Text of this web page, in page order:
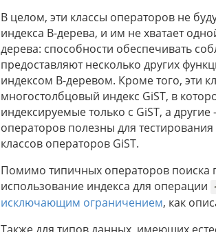
В целом, эти классы операторов не
индекса В-дерева, и им не хватает
дерева: способности обеспечивать
предоставляют несколько других
индексом В-деревом. Кроме того, эти
многостолбцовый индекс GiST, в
индексируемые только с GiST, а
операторов полезны для
классов операторов GiST.
Помимо типичных операторов поиска
использование индекса для операции
исключающим ограничением, как